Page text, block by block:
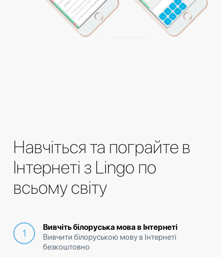
Навчіться та пограйте в
Інтернеті з Lingo по
всьому світу
Вивчіть білоруська мова в Інтернеті
Вивчити білоруською мову в Інтернеті
безкоштовно